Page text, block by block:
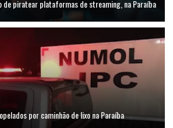
de piratear plataformas de streaming, na Paraíba
por caminhão de lixo na Paraíba